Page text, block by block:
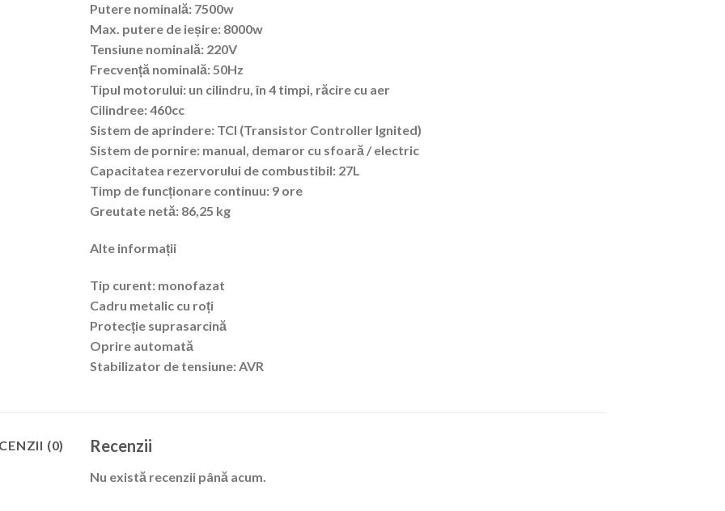
Putere nominală: 7500w
Max. putere de ieșire: 8000w
Tensiune nominală: 220V
Frecvență nominală:50Hz
Tipul motorului: un cilindru, în 4 timpi, răcire cu aer
Cilindree:460cc
Sistem de aprindere: TCI (Transistor Controller Ignited)
Sistem de pornire: manual, demaror cu sfoară / electric
Capacitatea rezervorului de combustibil: 27L
Timp de funcționare continuu: 9 ore
Greutate netă: 86,25 kg
Alte informații
Tip curent: monofazat
Cadru metalic cu roți
Protecție suprasarcină
Oprire automată
Stabilizator de tensiune: AVR
(0) Recenzii
Nu există recenzii până acum.